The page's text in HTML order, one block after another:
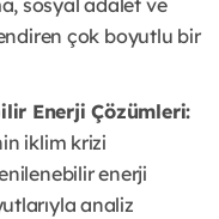
sosyal adalet ve
çok boyutlu bir
Enerji Çözümleri:
iklim krizi
enerji
analiz